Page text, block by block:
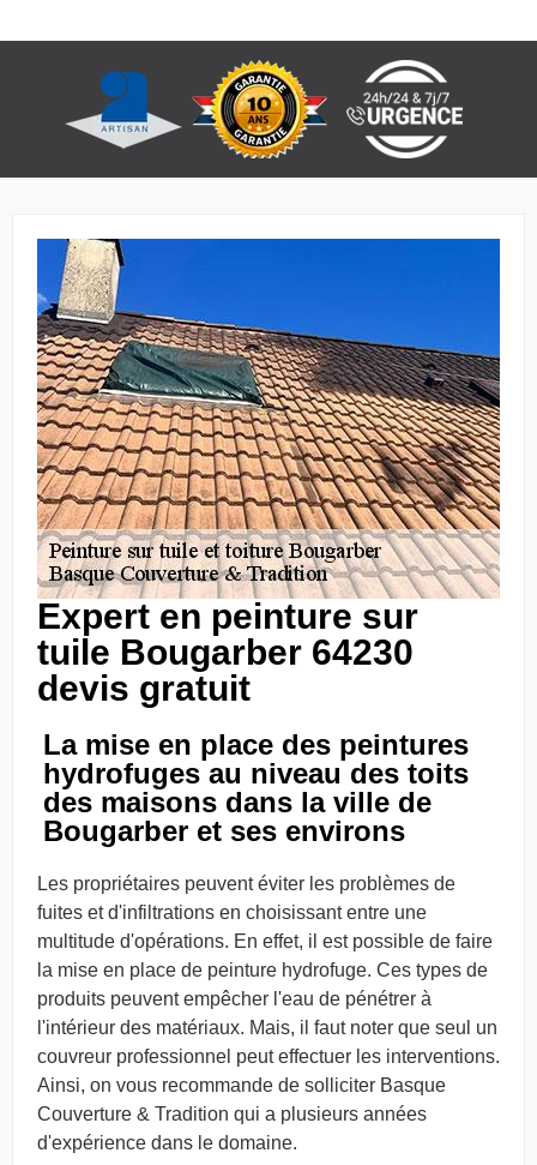
Expert en peinture sur
tuile Bougarber 64230
devis gratuit
La mise en place des peintures
hydrofuges au niveau des toits
des maisons dans la ville de
Bougarber et ses environs
Les propriétaires peuvent éviter les problèmes de
fuites et d'infiltrations en choisissant entre une
multitude d'opérations. En effet, il est possible de faire
la mise en place de peinture hydrofuge. Ces types de
produits peuvent empêcher l'eau de pénétrer à
l'intérieur des matériaux. Mais, il faut noter que seul un
couvreur professionnel peut effectuer les interventions.
Ainsi, on vous recommande de solliciter Basque
Couverture & Tradition qui a plusieurs années
d'expérience dans le domaine.